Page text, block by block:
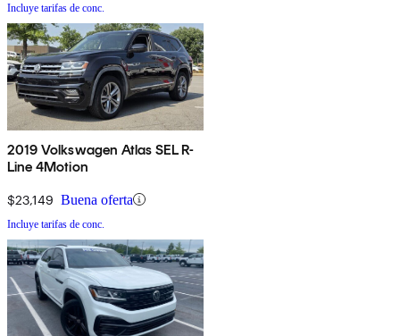
Incluye tarifas de conc.
2019 Volkswagen Atlas SEL R-
Line 4Motion
$23,149 Buena oferta
Incluye tarifas de conc.